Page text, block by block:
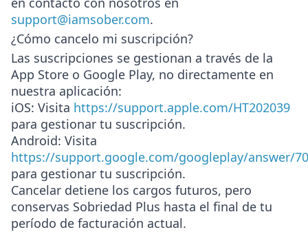
support@iamsober.com.
¿Cómo cancelo mi suscripción?
Las suscripciones se gestionan a través de la
App Store o Google Play, no directamente en
nuestra aplicación:
iOS: Visita https://support.apple.com/HT202039
para gestionar tu suscripción.
Android: Visita
https://support.google.com/googleplay/answer/
para gestionar tu suscripción.
Cancelar detiene los cargos futuros, pero
conservas Sobriedad Plus hasta el final de tu
período de facturación actual.